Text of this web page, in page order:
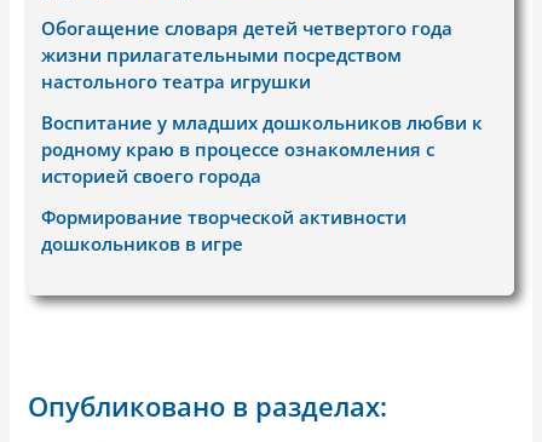
Обогащение словаря детей четвертого года
жизни прилагательными посредством
настольного театра игрушки
Воспитание у младших дошкольников любви к
родному краю в процессе ознакомления с
историей своего города
Формирование творческой активности
дошкольников в игре
Опубликовано в разделах: